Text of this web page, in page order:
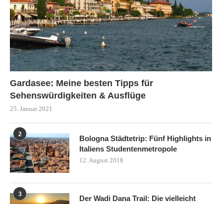
Gardasee: Meine besten Tipps für
Sehenswürdigkeiten & Ausflüge
25. Januar 2021
2
Bologna Städtetrip: Fünf Highlights in
Italiens Studentenmetropole
12. August 2018
3
Der Wadi Dana Trail: Die vielleicht